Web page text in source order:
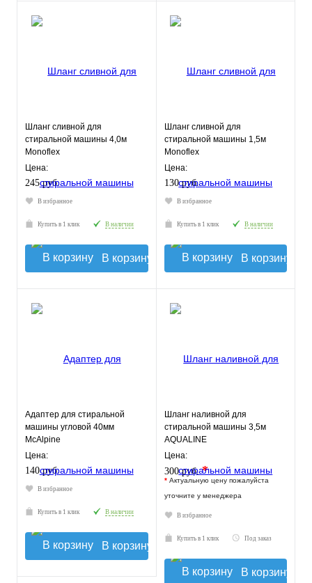
Шланг сливной для
стиральной машины 4,0м
Monoflex
Цена:
245 руб.
В избранное
Купить в 1 клик В наличии
В корзину
Шланг сливной для
стиральной машины 1,5м
Monoflex
Цена:
130 руб.
В избранное
Купить в 1 клик В наличии
В корзину
Адаптер для стиральной
машины угловой 40мм
McAlpine
Цена:
140 руб.
В избранное
Купить в 1 клик В наличии
В корзину
Шланг наливной для
стиральной машины 3,5м
AQUALINE
Цена:
300 руб.*
* Актуальную цену пожалуйста
уточните у менеджера
В избранное
Купить в 1 клик Под заказ
В корзину